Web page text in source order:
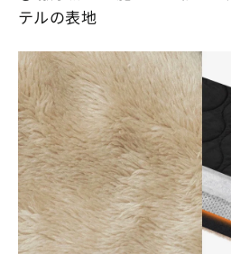
テルの表地